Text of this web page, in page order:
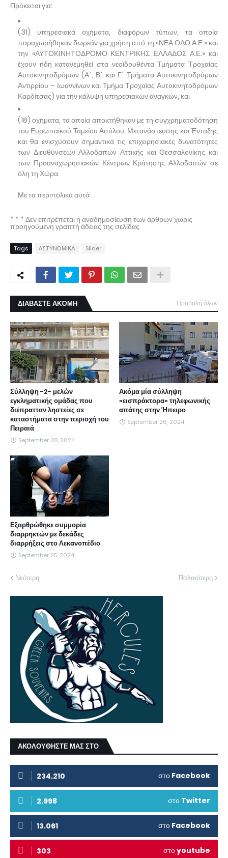
Πρόκειται για:
(31) υπηρεσιακά οχήματα, διαφόρων τύπων, τα οποία
παραχωρήθηκαν δωρεάν για χρήση από τη «ΝΕΑ ΟΔΟ Α.Ε.» και
την «ΑΥΤΟΚΙΝΗΤΟΔΡΟΜΟ ΚΕΝΤΡΙΚΗΣ ΕΛΛΑΔΟΣ Α.Ε.» και
έχουν ήδη κατανεμηθεί στα νεοϊδρυθέντα Τμήματα Τροχαίας
Αυτοκινητοδρόμων (Α΄, Β΄ και Γ΄ Τμήματα Αυτοκινητοδρόμων
Αντιρρίου – Ιωαννίνων και Τμήμα Τροχαίας Αυτοκινητοδρόμων
Καρδίτσας) για την κάλυψη υπηρεσιακών αναγκών, και
(18) οχήματα, τα οποία αποκτήθηκαν με τη συγχρηματοδότηση
του Ευρωπαϊκού Ταμείου Ασύλου, Μετανάστευσης και Ένταξης
και θα ενισχύσουν σημαντικά τις επιχειρησιακές δυνατότητες
των Διευθύνσεων Αλλοδαπών Αττικής και Θεσσαλονίκης και
των Προαναχωρησιακών Κέντρων Κράτησης Αλλοδαπών σε
όλη τη Χώρα.
Με τα περιπολικά αυτά
* * * Δεν επιτρέπεται η αναδημοσίευση των άρθρων χωρίς
προηγούμενη γραπτή άδειας της σελίδας
Tags ΑΣΤΥΝΟΜΙΚΑ Slider
ΔΙΑΒΑΣΤΕ ΑΚΌΜΗ Προβολή όλων
Σύλληψη -2- μελών
εγκληματικής ομάδας που
διέπρατταν ληστείες σε
καταστήματα στην περιοχή του
Πειραιά
September 28, 2024
Ακόμα μία σύλληψη
«εισπράκτορα» τηλεφωνικής
απάτης στην Ήπειρο
September 26, 2024
Εξαρθρώθηκε συμμορία
διαρρηκτών με δεκάδες
διαρρήξεις στο Λεκανοπέδιο
September 25, 2024
Νεότερη Παλαιότερη
ΑΚΟΛΟΥΘΗΣΤΕ ΜΑΣ ΣΤΟ
234.210 στο Facebook
2.998 στο Twitter
13.061 στο Facebook
303 στοyoutube